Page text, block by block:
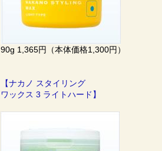
90g 1,365円（本体価格1,300円）
【ナカノ スタイリング
ワックス 3 ライトハード】